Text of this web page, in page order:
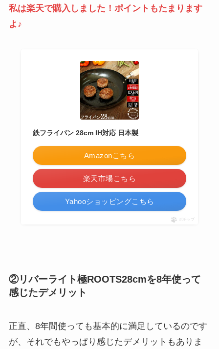
私は楽天で購入しました！ポイントもたまります
よ♪
鉄フライパン 28cm IH対応 日本製
Amazonこちら
楽天市場こちら
Yahooショッピングこちら
ポチップ
②リバーライト極ROOTS28cmを8年使って
感じたデメリット
正直、8年間使っても基本的に満足しているのです
が、それでもやっぱり感じたデメリットもありま